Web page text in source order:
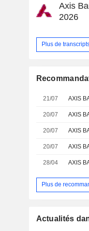
Axis
2026
Plus de
21/07 AXIS
20/07 AXIS
20/07 AXIS
20/07 AXIS
28/04 AXIS
Plus de
Actualités